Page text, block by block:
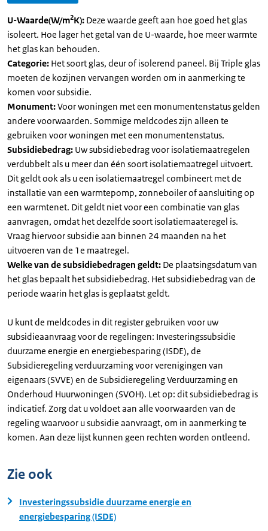
U-Waarde(W/m2K): Deze waarde geeft aan hoe goed het glas
isoleert. Hoe lager het getal van de U-waarde, hoe meer warmte
het glas kan behouden.
Categorie: Het soort glas, deur of isolerend paneel. Bij Triple glas
moeten de kozijnen vervangen worden om in aanmerking te
komen voor subsidie.
Monument:Voor woningen met een monumentenstatus gelden
andere voorwaarden. Sommige meldcodes zijn alleen te
gebruiken voor woningen met een monumentenstatus.
Subsidiebedrag: Uw subsidiebedrag voor isolatiemaatregelen
verdubbelt als u meer dan één soort isolatiemaatregel uitvoert.
Dit geldt ook als u een isolatiemaatregel combineert met de
installatie van een warmtepomp, zonneboiler of aansluiting op
een warmtenet. Dit geldt niet voor een combinatie van glas
aanvragen, omdat het dezelfde soort isolatiemaateregel is.
Vraag hiervoor subsidie aan binnen 24 maanden na het
uitvoeren van de 1e maatregel.
Welke van de subsidiebedragen geldt: De plaatsingsdatum van
het glas bepaalt het subsidiebedrag. Het subsidiebedrag van de
periode waarin het glas is geplaatst geldt.
U kunt de meldcodes in dit register gebruiken voor uw
subsidieaanvraag voor de regelingen: Investeringssubsidie
duurzame energie en energiebesparing (ISDE), de
Subsidieregeling verduurzaming voor verenigingen van
eigenaars (SVVE) en de Subsidieregeling Verduurzaming en
Onderhoud Huurwoningen (SVOH). Let op: dit subsidiebedrag is
indicatief. Zorg dat u voldoet aan alle voorwaarden van de
regeling waarvoor u subsidie aanvraagt, om in aanmerking te
komen. Aan deze lijst kunnen geen rechten worden ontleend.
Zie ook
Investeringssubsidie duurzame energie en
energiebesparing (ISDE)